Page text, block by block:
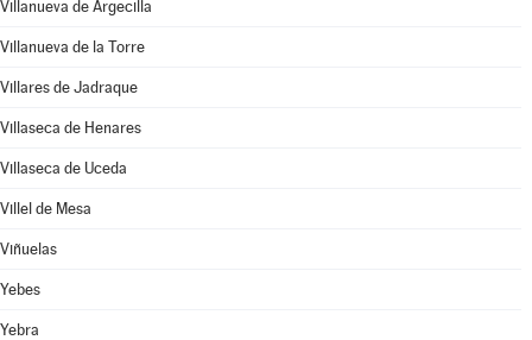
Villanueva de Argecilla
Villanueva de la Torre
Villares de Jadraque
Villaseca de Henares
Villaseca de Uceda
Villel de Mesa
Viñuelas
Yebes
Yebra